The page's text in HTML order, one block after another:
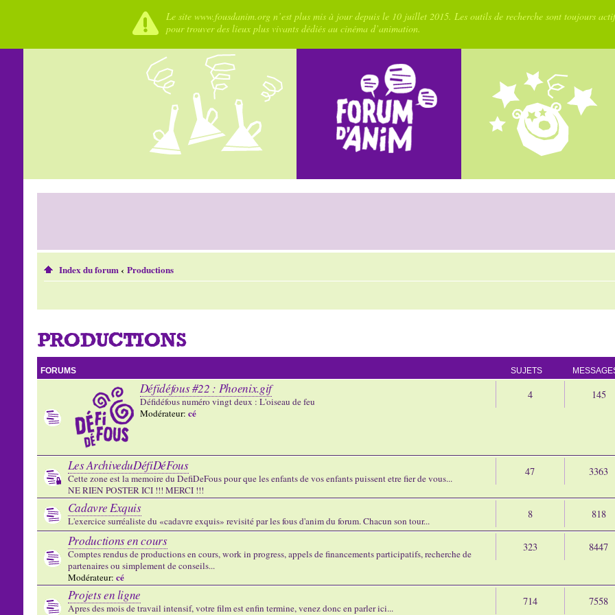
Le site www.fousdanim.org n’est plus mis à jour depuis le 10 juillet 2015. Les outils de recherche sont toujours
pour trouver des lieux plus vivants dédiés au cinéma d’animation.
Index du forum‹ Productions
PRODUCTIONS
FORUMS SUJETS
Défidéfous #22 : Phoenix.gif
Défidéfous numéro vingt deux : L'oiseau de feu
Modérateur: cé
4 145
Les ArchiveduDéfiDéFous
Cette zone est la memoire du DefiDeFous pour que les enfants de vos enfants puissent etre fier de vous...
NE RIEN POSTER ICI !!! MERCI !!!
47 3363
Cadavre Exquis
L'exercice surréaliste du «cadavre exquis» revisité par les fous d'anim du forum. Chacun son tour...
8 818
Productions en cours
Comptes rendus de productions en cours, work in progress, appels de financements participatifs, recherche de
partenaires ou simplement de conseils...
Modérateur: cé
323 8447
Projets en ligne
Apres des mois de travail intensif, votre film est enfin termine, venez donc en parler ici...
714 7558